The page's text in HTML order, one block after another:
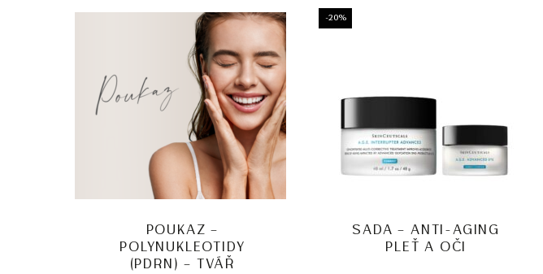
POUKAZ –
POLYNUKLEOTIDY
(PDRN) – TVÁŘ
-20%
SADA – ANTI-AGING
PLEŤ A OČI